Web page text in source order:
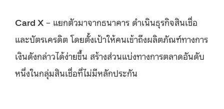
Card X – แยกตัวมาจากธนาคาร ดำเนินธุรกิจสินเชื่อ
และบัตรเครดิต โดยตั้งเป้าให้คนเข้าถึงผลิตภัณฑ์ทางการ
เงินดังกล่าวได้ง่ายขึ้น สร้างส่วนแบ่งทางการตลาดอันดับ
หนึ่งในกลุ่มสินเชื่อที่ไม่มีหลักประกัน